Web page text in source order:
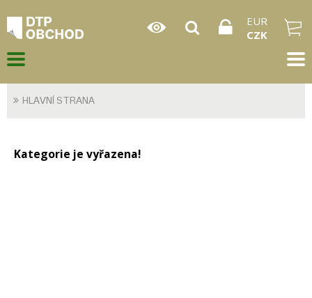
EUR
CZK
HLAVNÍ STRANA
Kategorie je vyřazena!